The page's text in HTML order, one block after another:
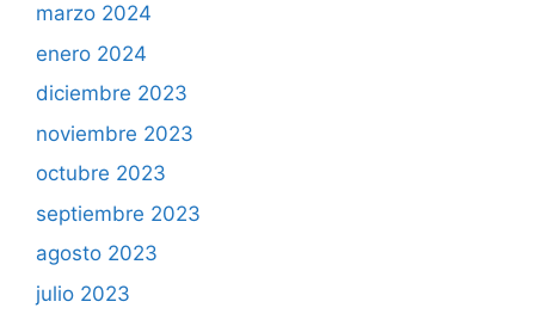
marzo 2024
enero 2024
diciembre 2023
noviembre 2023
octubre 2023
septiembre 2023
agosto 2023
julio 2023